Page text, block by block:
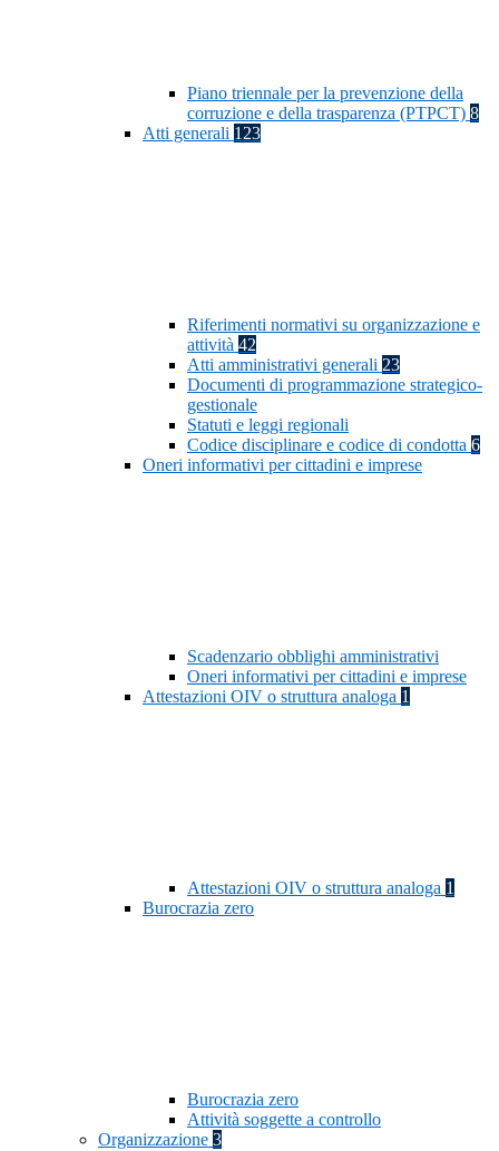
Piano triennale per la prevenzione della
corruzione e della trasparenza (PTPCT) 8
Atti generali 123
Riferimenti normativi su organizzazione e
attività 42
Atti amministrativi generali 23
Documenti di programmazione strategico-
gestionale
Statuti e leggi regionali
Codice disciplinare e codice di condotta 6
Oneri informativi per cittadini e imprese
Scadenzario obblighi amministrativi
Oneri informativi per cittadini e imprese
Attestazioni OIV o struttura analoga 1
Attestazioni OIV o struttura analoga 1
Burocrazia zero
Burocrazia zero
Attività soggette a controllo
Organizzazione 3